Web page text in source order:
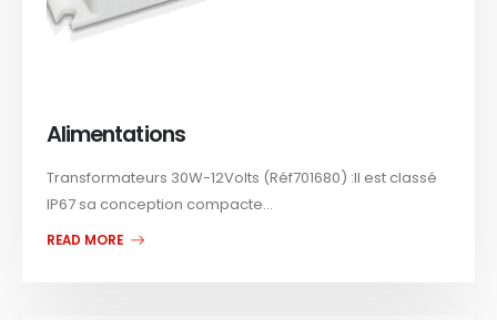
Alimentations
Transformateurs 30W-12Volts (Réf701680) :Il est classé
IP67 sa conception compacte...
READ MORE